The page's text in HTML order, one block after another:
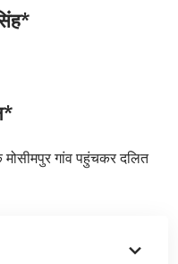
गांव पहुंचकर दलित